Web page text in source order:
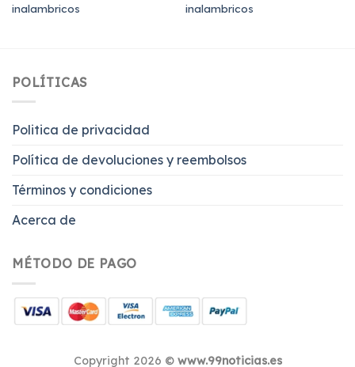
inalambricos
inalambricos
POLÍTICAS
Politica de privacidad
Política de devoluciones y reembolsos
Términos y condiciones
Acerca de
MÉTODO DE PAGO
Copyright 2026 © www.99noticias.es